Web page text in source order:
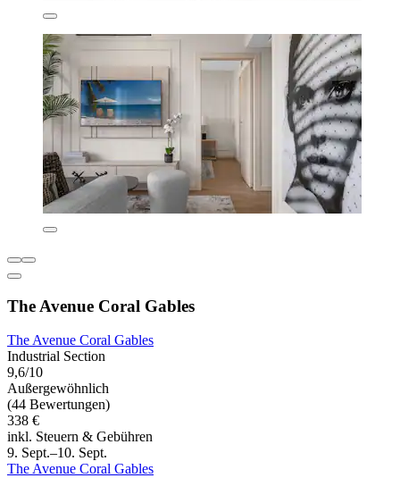
The Avenue Coral Gables
The Avenue Coral Gables
Industrial Section
9,6/10
Außergewöhnlich
(44 Bewertungen)
338 €
inkl. Steuern & Gebühren
9. Sept.–10. Sept.
The Avenue Coral Gables